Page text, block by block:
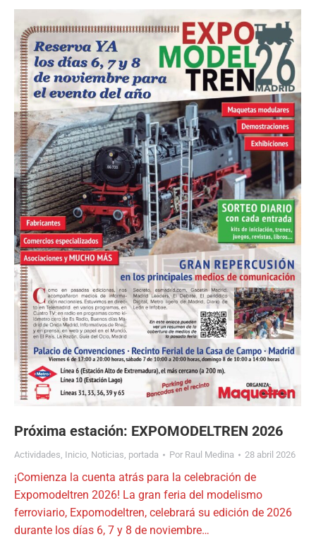
Próxima estación: EXPOMODELTREN 2026
Actividades, Inicio, Noticias, portada Por Raul Medina 28 abril 2026
¡Comienza la cuenta atrás para la celebración de
Expomodeltren 2026! La gran feria del modelismo
ferroviario, Expomodeltren, celebrará su edición de 2026
durante los días 6, 7 y 8 de noviembre…